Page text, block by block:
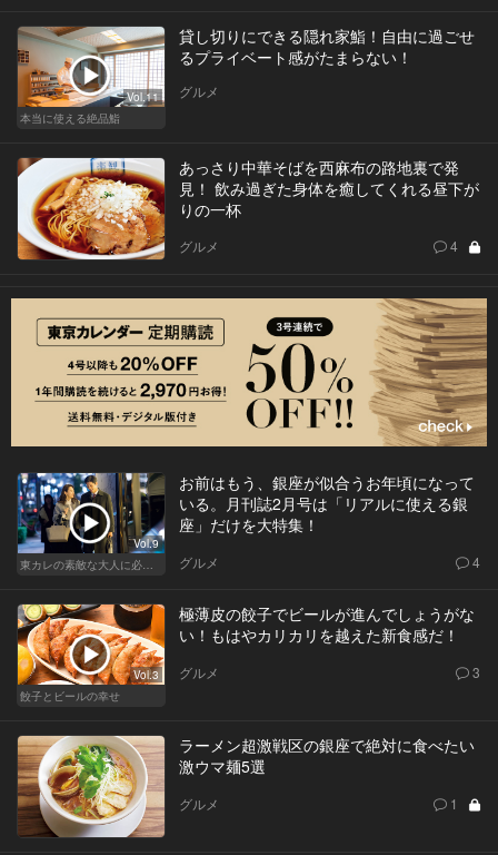
Vol.11
本当に使える絶品鮨
貸し切りにできる隠れ家鮨！自由に過ごせ
るプライベート感がたまらない！
グルメ
あっさり中華そばを西麻布の路地裏で発
見！ 飲み過ぎた身体を癒してくれる昼下が
りの一杯
グルメ 4
Vol.9
東カレの素敵な大人に必要なこと
お前はもう、銀座が似合うお年頃になって
いる。月刊誌2月号は「リアルに使える銀
座」だけを大特集！
グルメ 4
Vol.3
餃子とビールの幸せ
極薄皮の餃子でビールが進んでしょうがな
い！もはやカリカリを越えた新食感だ！
グルメ 3
ラーメン超激戦区の銀座で絶対に食べたい
激ウマ麺5選
グルメ 1